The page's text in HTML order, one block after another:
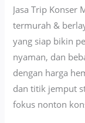
Jasa Trip Konser
termurah &
yang siap bikin
nyaman, dan
dengan harga
dan titik jemput
fokus nonton